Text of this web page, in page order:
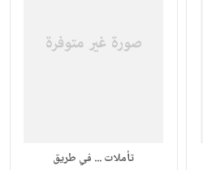
تأملات ... في طريق